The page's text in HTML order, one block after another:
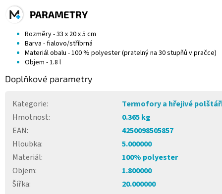
PARAMETRY
Rozměry - 33 x 20 x 5 cm
Barva - fialovo/stříbrná
Materiál obalu - 100 % polyester (pratelný na 30 stupňů v pračce)
Objem - 1.8 l
Doplňkové parametry
Kategorie:
Termofory a hřejivé
Hmotnost:
0.365 kg
EAN:
4250098505857
Hloubka:
5.000000
Materiál:
100% polyester
Objem:
1.800000
Šířka:
20.000000